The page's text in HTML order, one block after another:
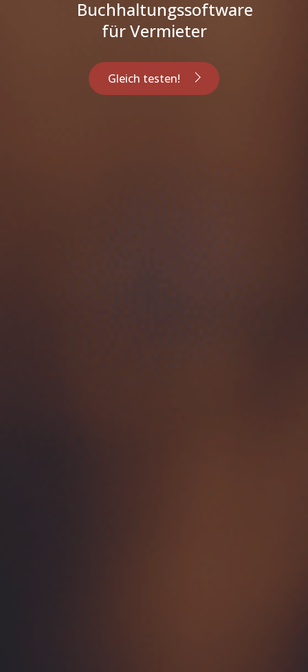
Buchhaltungssoftware
für Vermieter
Gleich testen!